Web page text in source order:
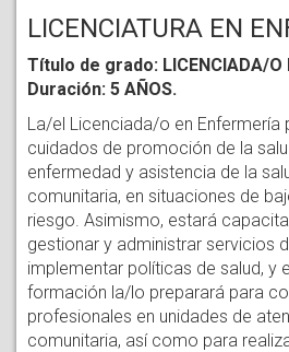
LICENCIATURA EN
Título de grado: LICENCIADA/O
Duración: 5 AÑOS.
La/el Licenciada/o en Enfermería
cuidados de promoción de la
enfermedad y asistencia de la
comunitaria, en situaciones de
riesgo. Asimismo, estará
gestionar y administrar servicios
implementar políticas de salud, y
formación la/lo preparará para
profesionales en unidades de
comunitaria, así como para